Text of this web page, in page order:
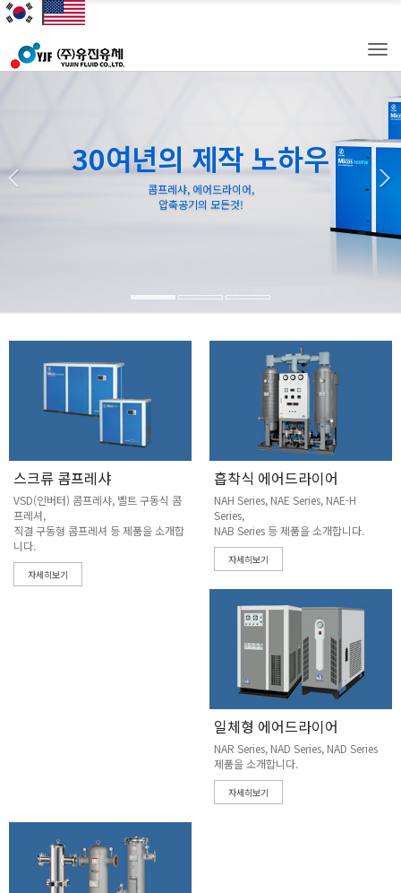
30여년의 제작 노하우
콤프레샤, 에어드라이어,
압축공기의 모든것!
스크류 콤프레샤
VSD(인버터) 콤프레샤, 벨트 구동식 콤
프레셔,
직결 구동형 콤프레셔 등 제품을 소개합
니다.
자세히보기
흡착식 에어드라이어
NAH Series, NAE Series, NAE-H
Series,
NAB Series 등 제품을 소개합니다.
자세히보기
일체형 에어드라이어
NAR Series, NAD Series, NAD Series
제품을 소개합니다.
자세히보기